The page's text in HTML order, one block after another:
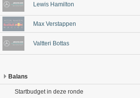
Lewis Hamilton
Max Verstappen
Valtteri Bottas
Balans
Startbudget in deze ronde